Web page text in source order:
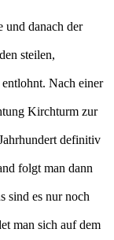
und danach der
steilen,
Nach einer
Kirchturm zur
definitiv
folgt man dann
sind es nur noch
man sich auf dem